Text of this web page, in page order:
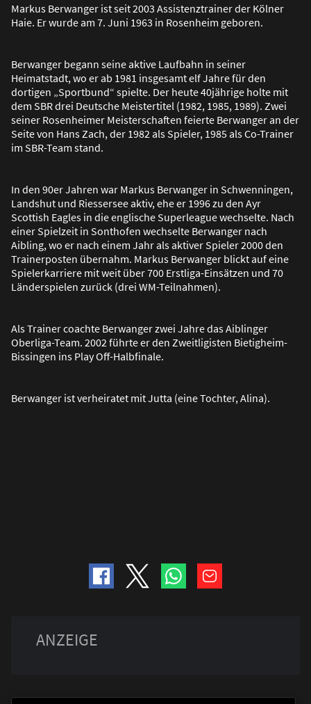
Markus Berwanger ist seit 2003 Assistenztrainer der Kölner
Haie. Er wurde am 7. Juni 1963 in Rosenheim geboren.
Berwanger begann seine aktive Laufbahn in seiner
Heimatstadt, wo er ab 1981 insgesamt elf Jahre für den
dortigen „Sportbund“ spielte. Der heute 40jährige holte mit
dem SBR drei Deutsche Meistertitel (1982, 1985, 1989). Zwei
seiner Rosenheimer Meisterschaften feierte Berwanger an der
Seite von Hans Zach, der 1982 als Spieler, 1985 als Co-Trainer
im SBR-Team stand.
In den 90er Jahren war Markus Berwanger in Schwenningen,
Landshut und Riessersee aktiv, ehe er 1996 zu den Ayr
Scottish Eagles in die englische Superleague wechselte. Nach
einer Spielzeit in Sonthofen wechselte Berwanger nach
Aibling, wo er nach einem Jahr als aktiver Spieler 2000 den
Trainerposten übernahm. Markus Berwanger blickt auf eine
Spielerkarriere mit weit über 700 Erstliga-Einsätzen und 70
Länderspielen zurück (drei WM-Teilnahmen).
Als Trainer coachte Berwanger zwei Jahre das Aiblinger
Oberliga-Team. 2002 führte er den Zweitligisten Bietigheim-
Bissingen ins Play Off-Halbfinale.
Berwanger ist verheiratet mit Jutta (eine Tochter, Alina).